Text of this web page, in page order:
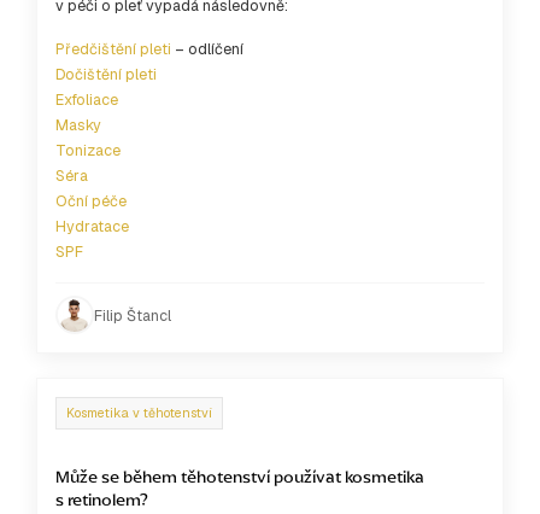
v péči o pleť vypadá následovně:
Předčištění pleti – odlíčení
Dočištění pleti
Exfoliace
Masky
Tonizace
Séra
Oční péče
Hydratace
SPF
Filip Štancl
Kosmetika v těhotenství
Může se během těhotenství používat kosmetika
s retinolem?